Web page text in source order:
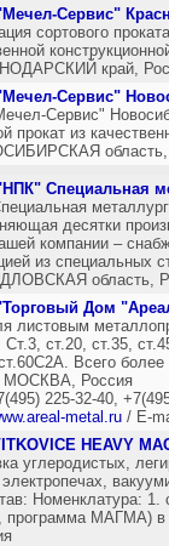
Сервис"
сортового
край,
Сервис"
Сервис"
прокат из
область,
Специальная
десятки
компании –
из специальных
область,
Дом
листовым
Ст.3, ст.20, ст.35,
Всего
МОСКВА, Россия
225-32-40,
metal.ru / E-
HEAVY
углеродистых,
Номенклатура:
МАГМА) в